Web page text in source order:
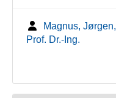
Magnus, Jørgen,
Prof. Dr.-Ing.